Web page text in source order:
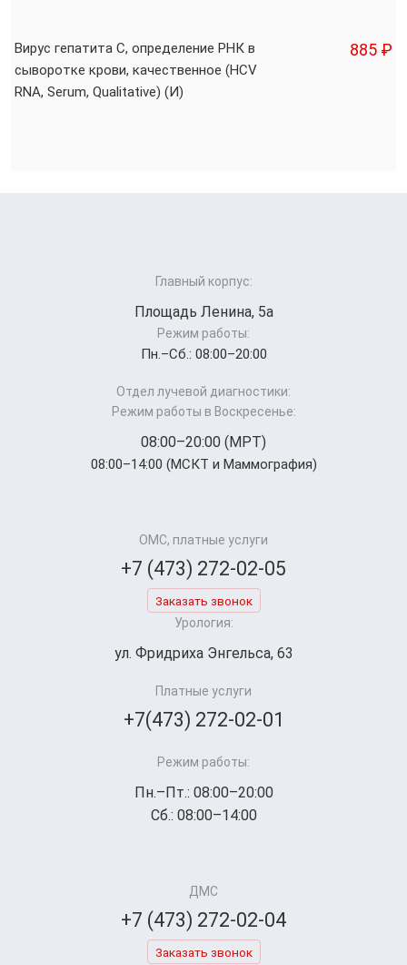
Вирус гепатита С, определение РНК в
сыворотке крови, качественное (HCV
RNA, Serum, Qualitative) (И)
885 ₽
Главный корпус:
Площадь Ленина, 5а
Режим работы:
Пн.–Cб.: 08:00–20:00
Отдел лучевой диагностики:
Режим работы в Воскресенье:
08:00–20:00 (МРТ)
08:00–14:00 (МСКТ и Маммография)
ОМС, платные услуги
+7 (473) 272-02-05
Заказать звонок
Урология:
ул. Фридриха Энгельса, 63
Платные услуги
+7(473) 272-02-01
Режим работы:
Пн.–Пт.: 08:00–20:00
Сб.: 08:00–14:00
ДМС
+7 (473) 272-02-04
Заказать звонок